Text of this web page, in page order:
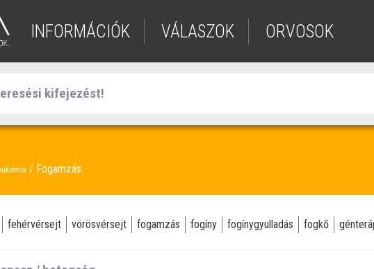
INFORMÁCIÓK VÁLASZOK ORVOSOK
Fogamzás
fehérvérsejt vörösvérsejt fogamzás fogíny fogínygyulladás fogkő